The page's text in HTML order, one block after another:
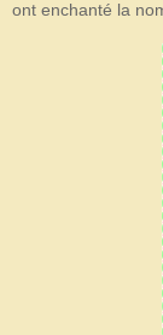
ont enchanté la